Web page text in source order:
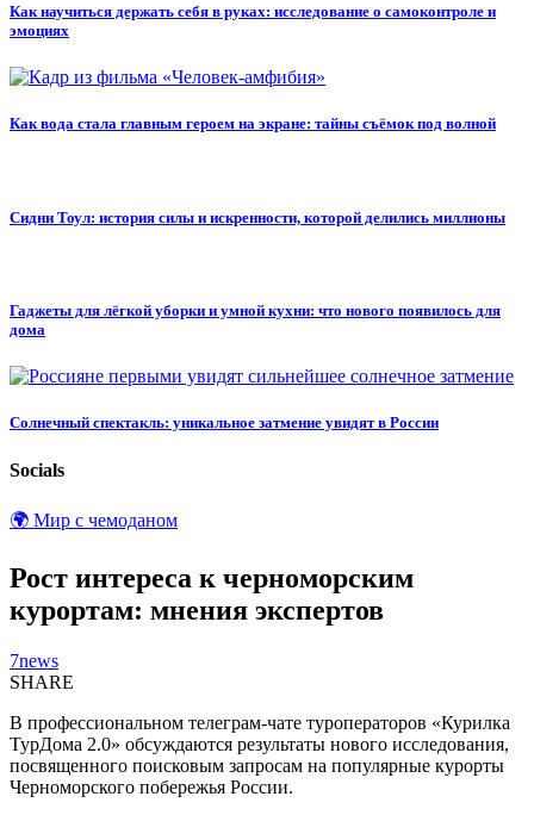
Как научиться держать себя в руках: исследование о самоконтроле и
эмоциях
Как вода стала главным героем на экране: тайны съёмок под волной
Сидни Тоул: история силы и искренности, которой делились миллионы
Гаджеты для лёгкой уборки и умной кухни: что нового появилось для
дома
Солнечный спектакль: уникальное затмение увидят в России
Socials
🌍 Мир с чемоданом
Рост интереса к черноморским
курортам: мнения экспертов
7news
SHARE
В профессиональном телеграм-чате туроператоров «Курилка
ТурДома 2.0» обсуждаются результаты нового исследования,
посвященного поисковым запросам на популярные курорты
Черноморского побережья России.